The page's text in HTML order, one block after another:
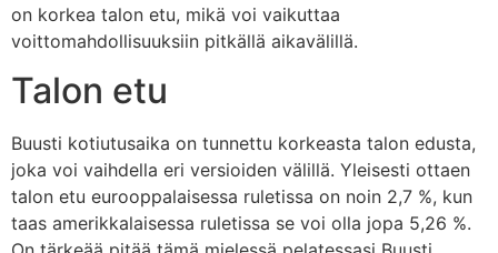
on korkea talon etu, mikä voi vaikuttaa
voittomahdollisuuksiin pitkällä aikavälillä.
Talon etu
Buusti kotiutusaika on tunnettu korkeasta talon edusta,
joka voi vaihdella eri versioiden välillä. Yleisesti ottaen
talon etu eurooppalaisessa ruletissa on noin 2,7 %, kun
taas amerikkalaisessa ruletissa se voi olla jopa 5,26 %.